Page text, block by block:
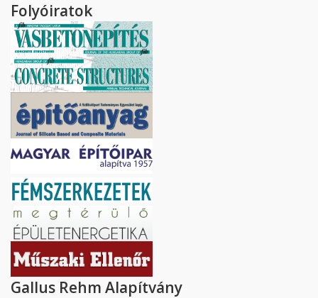
Folyóiratok
Gallus Rehm Alapítvány